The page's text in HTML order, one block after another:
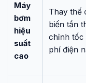
Máy
bơm
hiệu
suất
cao
Thay thế
biến tần
chỉnh tốc
phí điện